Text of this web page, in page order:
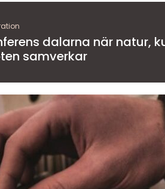
dalarna när natur, kultur och
samverkar